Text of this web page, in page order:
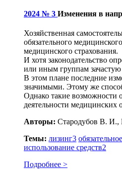
2024 № 3 Изменения в
Хозяйственная
обязательного
медицинского страхования.
И хотя законодательство
или иным группам
В этом плане последние
значимыми. Этому же
Однако такие возможности
деятельности медицинских
Авторы: Стародубов В.
Темы: лизинг3
использование средств2
Подробнее >